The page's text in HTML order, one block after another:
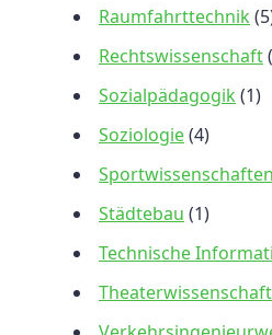
Raumfahrttechnik
Rechtswissenschaft
Sozialpädagogik (1)
Soziologie(4)
Sportwissenschaften
Städtebau (1)
Technische